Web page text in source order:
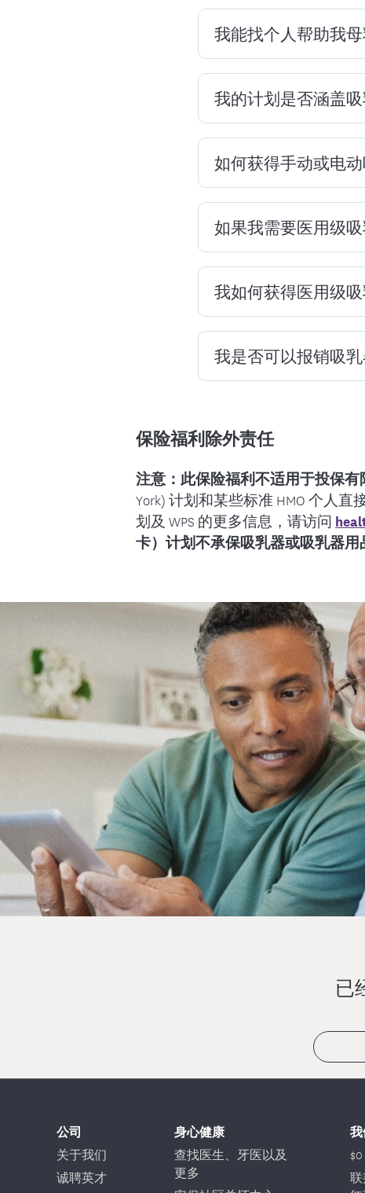
我能找个人帮助我
大多数医院的产科病
您。咨询顾问可以
所有会员在分娩后在
就诊的更多信息，
一到周五 9 a.m. 到 5
我的计划是否涵盖吸
您可能有许多原因需
计划承担作为女性
康保险已通过合约
致电您会员身份卡
如何获得手动或电动
请拨打会员身
在怀孕的最后
助产士、护士
电子邮件发送
Yummy Mummy
A Personal Touch
您可以保留手动或
应包括在吸乳器套件
如果我需要医用级
如果您的宝宝在新生
用级吸乳器。您的
您需要获得预授权才
我如何获得医用级吸
您的医疗服务
因。
先授权。您需
方。
联系上表中的
耐用医疗设备
用于双泵的所
我是否可以报销吸
销；参与计划的吸乳
不包括：吸乳器配
文胸、婴儿称、冰
膏。
面形式申请报销，
问，请致电健康未来
p.m.。护理经理将很
保险福利除外责任
注意：此保险福利不适用于投保
York) 计划和某些标准 HMO 个人
划及 WPS 的更多信息，请访问
卡）计划不承保吸乳器或吸乳器用
已
公司
关于我们
诚聘英才
身心健康
查找医生、牙医以及
更多
联